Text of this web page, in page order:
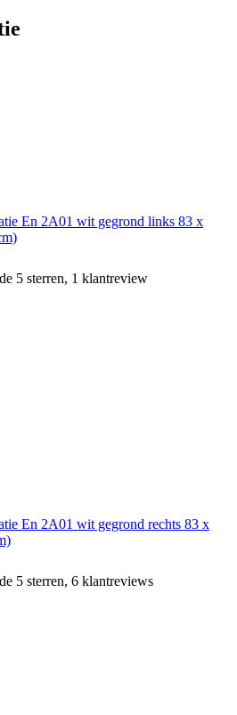
En 2A01 wit gegrond links 83 x
5 sterren, 1 klantreview
En 2A01 wit gegrond rechts 83 x
5 sterren, 6 klantreviews